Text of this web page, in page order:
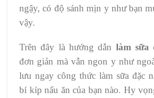
ngậy, có độ sánh mịn y như bạn
vậy.
Trên đây là hướng dẫn làm sữa
đơn giản mà vẫn ngon y như
lưu ngay công thức làm sữa đặc
bí kíp nấu ăn của bạn nào. Hy